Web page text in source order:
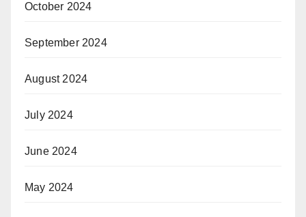
October 2024
September 2024
August 2024
July 2024
June 2024
May 2024